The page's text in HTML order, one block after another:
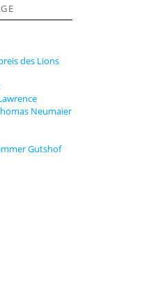
des Lions
Neumaier
Gutshof